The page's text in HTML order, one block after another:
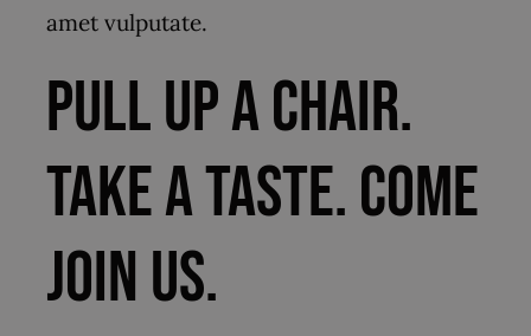
amet vulputate.
Pull up a chair.
Take a taste. Come
join us.